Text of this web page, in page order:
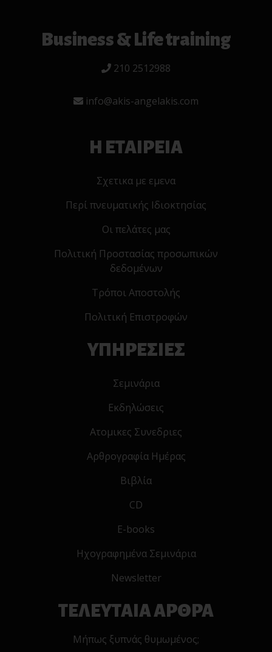
Business & Life training
210 2512988
info@akis-angelakis.com
Η ΕΤΑΙΡΕΙΑ
Σχετικα με εμενα
Περί πνευματικής Ιδιοκτησίας
Οι πελάτες μας
Πολιτική Προστασίας προσωπικών
δεδομένων
Τρόποι Αποστολής
Πολιτική Επιστροφών
ΥΠΗΡΕΣΙΕΣ
Σεμινάρια
Εκδηλώσεις
Ατομικες Συνεδριες
Αρθρογραφία Ημέρας
Βιβλία
CD
E-books
Ηχογραφημένα Σεμινάρια
Newsletter
ΤΕΛΕΥΤΑΙΑ ΑΡΘΡΑ
Μήπως ξυπνάς θυμωμένος;